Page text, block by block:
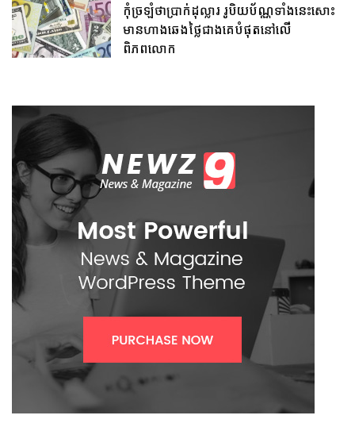
កុំច្រឡំថាប្រាក់ដុល្លារ រូបិយប័ណ្ណទាំងនេះសោះ
មានហាងឆេងថ្លៃជាងគេបំផុតនៅលើ
ពិភពលោក